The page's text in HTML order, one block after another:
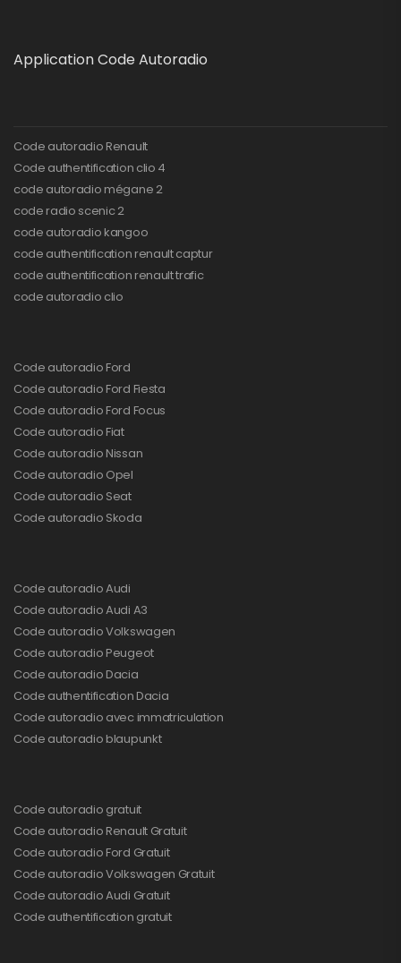
Application Code Autoradio
Code autoradio Renault
Code authentification clio 4
code autoradio mégane 2
code radio scenic 2
code autoradio kangoo
code authentification renault captur
code authentification renault trafic
code autoradio clio
Code autoradio Ford
Code autoradio Ford Fiesta
Code autoradio Ford Focus
Code autoradio Fiat
Code autoradio Nissan
Code autoradio Opel
Code autoradio Seat
Code autoradio Skoda
Code autoradio Audi
Code autoradio Audi A3
Code autoradio Volkswagen
Code autoradio Peugeot
Code autoradio Dacia
Code authentification Dacia
Code autoradio avec immatriculation
Code autoradio blaupunkt
Code autoradio gratuit
Code autoradio Renault Gratuit
Code autoradio Ford Gratuit
Code autoradio Volkswagen Gratuit
Code autoradio Audi Gratuit
Code authentification gratuit